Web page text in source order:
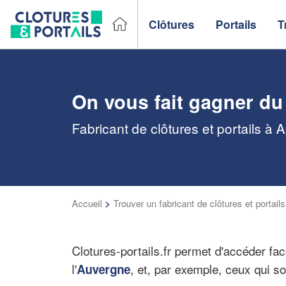
Clôtures Portails
On vous fait gagner
Fabricant de clôtures et portails à
Accueil > Trouver un fabricant de clôtures et portails
Clotures-portails.fr permet d'accéder
l'Auvergne, et, par exemple, ceux qui